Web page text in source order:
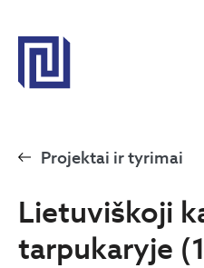
Projektai ir tyrimai
Lietuviškoji
tarpukaryje